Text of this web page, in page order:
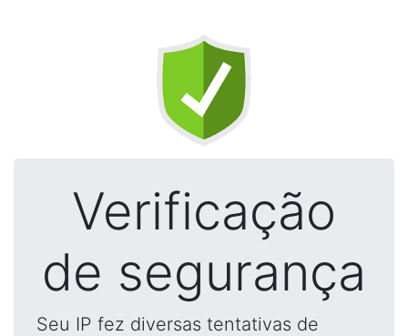
Verificação
de segurança
Seu IP fez diversas tentativas de